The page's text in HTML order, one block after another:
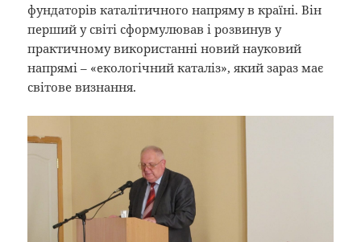
фундаторів каталітичного напряму в країні. Він
перший у світі сформулював і розвинув у
практичному використанні новий науковий
напрямі – «екологічний каталіз», який зараз має
світове визнання.